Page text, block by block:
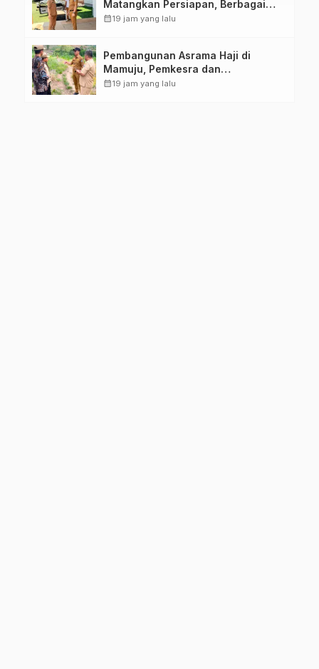
Matangkan Persiapan, Berbagai
Lomba Akan Dilaksanakan Pemprov
calendar_month19 jam yang lalu
Pembangunan Asrama Haji di
Mamuju, Pemkesra dan
Kementerian Haji Sulbar Tinjau
calendar_month19 jam yang lalu